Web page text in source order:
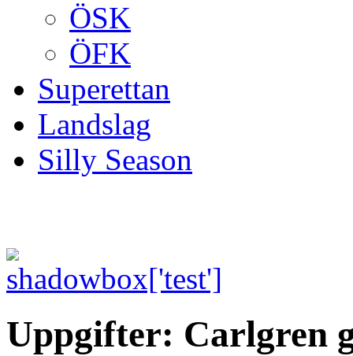
ÖSK
ÖFK
Superettan
Landslag
Silly Season
Uppgifter: Carlgren